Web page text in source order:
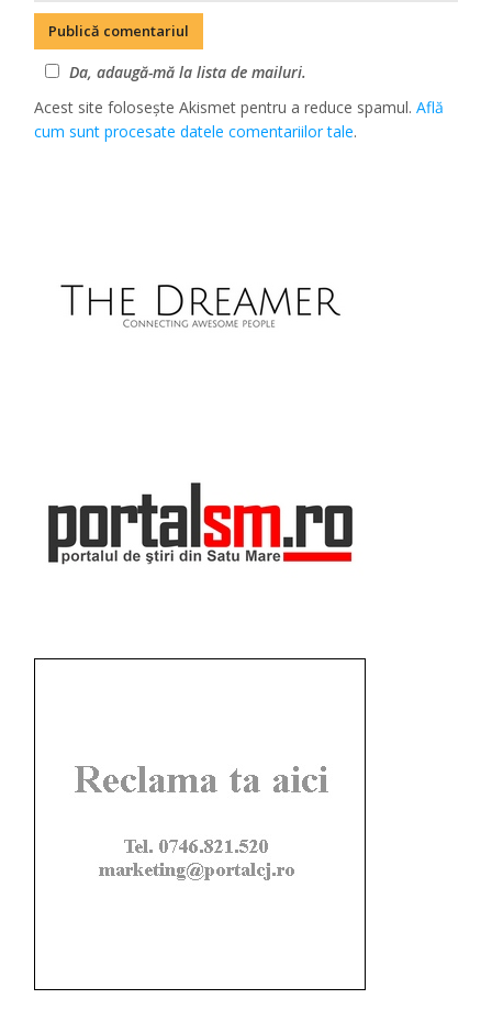
Da, adaugă-mă la lista de mailuri.
Acest site folosește Akismet pentru a reduce spamul.Află
cum sunt procesate datele comentariilor tale.